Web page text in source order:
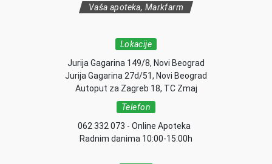
Vaša apoteka, Markfarm
Lokacije
Jurija Gagarina 149/8, Novi Beograd
Jurija Gagarina 27d/51, Novi Beograd
Autoput za Zagreb 18, TC Zmaj
Telefon
062 332 073 - Online Apoteka
Radnim danima 10:00-15:00h